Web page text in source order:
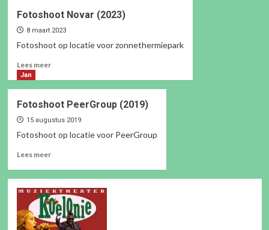
Reloadify
(2024)
Fotoshoot Novar (2023)
8 maart 2023
Fotoshoot op locatie voor zonnethermiepark
Lees meerLees
Novar
(2023)
Jan
Fotoshoot PeerGroup (2019)
15 augustus 2019
Fotoshoot op locatie voor PeerGroup
Lees meerLees
Fotoshoot
PeerGroup
(2019)